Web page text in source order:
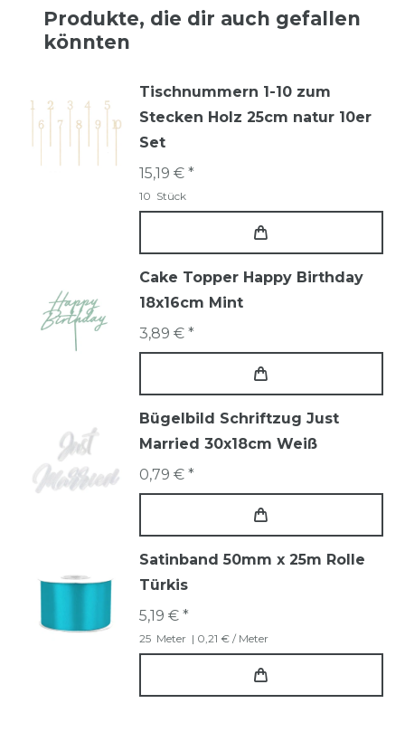
Produkte, die dir auch gefallen
könnten
Tischnummern 1-10 zum
Stecken Holz 25cm natur 10er
Set
15,19 € *
10 Stück
Cake Topper Happy Birthday
18x16cm Mint
3,89 € *
Bügelbild Schriftzug Just
Married 30x18cm Weiß
0,79 € *
Satinband 50mm x 25m Rolle
Türkis
5,19 € *
25 Meter | 0,21 € / Meter